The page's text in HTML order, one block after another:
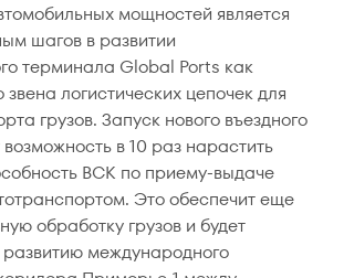
мощностей является
шагов в развитии
терминала Global Ports как
звена логистических цепочек для
грузов. Запуск нового въездного
в 10 раз нарастить
ВСК по приему-выдаче
Это обеспечит еще
обработку грузов и будет
развитию международного